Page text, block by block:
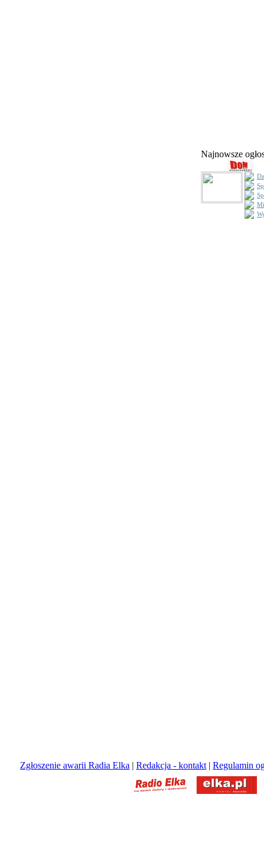
Najnowsze
Zgłoszenie awarii Radia Elka | Redakcja - kontakt | Regulamin